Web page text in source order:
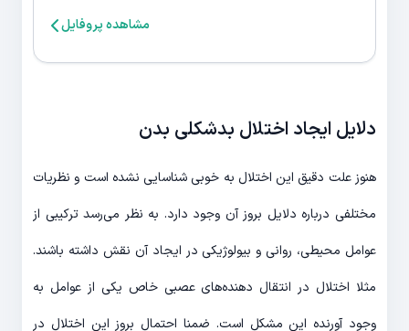
مشاهده پروفایل
دلایل ایجاد اختلال بدشکلی بدن
هنوز علت دقیق این اختلال به خوبی شناسایی نشده است و نظریات
مختلفی درباره دلایل بروز آن وجود دارد. به نظر می‌رسد ترکیبی از
عوامل محیطی، روانی و بیولوژیکی در ایجاد آن نقش داشته باشند.
مثلا اختلال در انتقال دهنده‌های عصبی خاص یکی از عوامل به
وجود آورنده این مشکل است. ضمنا احتمال بروز این اختلال در